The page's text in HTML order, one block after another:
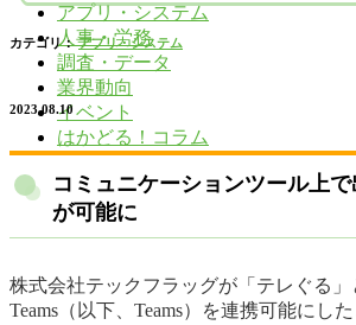
アプリ・システム
人事・労務
調査・データ
業界動向
イベント
はかどる！コラム
カテゴリ： アプリ・システム
2023.08.10
コミュニケーションツール上
が可能に
株式会社テックフラッグが「テレぐる」
Teams（以下、Teams）を連携可能にし